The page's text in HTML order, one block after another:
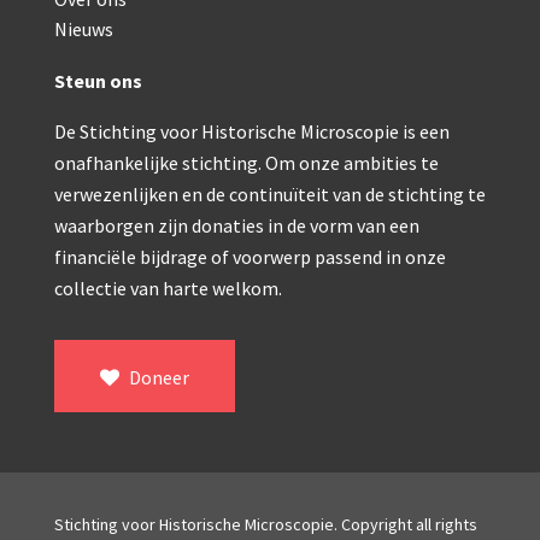
Watson & Sons, No. 1 ‘Van Heurck’ (ca. 1900)
Reichert (ca. 1925)
Winkel, statief BTC (1955-1957)
ROW, schoolmicroscoop (1955-1965)
Troughton & Simms, McArthur type (1959-
Bleeker, statief R (ca. 1965)
Nieuws
Steun ons
De Stichting voor Historische Microscopie is een
onafhankelijke stichting. Om onze ambities te
verwezenlijken en de continuïteit van de stichting te
waarborgen zijn donaties in de vorm van een
financiële bijdrage of voorwerp passend in onze
collectie van harte welkom.
Doneer
Stichting voor Historische Microscopie. Copyright all rights